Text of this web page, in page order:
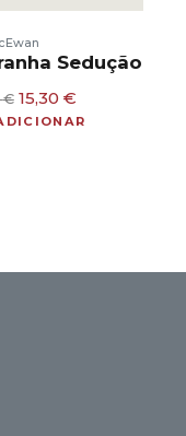
Sedução
€ O
preço
15,30 €O
preço